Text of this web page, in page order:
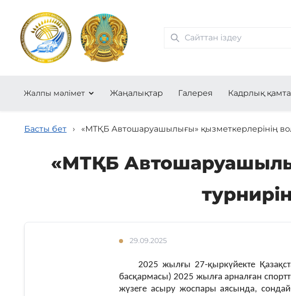
Жалпы мәлімет Жаңалықтар Галерея Кадрлық
Басты бет › «МТҚБ Автошаруашылығы» қызметкерлерінің
«МТҚБ
29.09.2025
2025 жылғы 27-қыркүйекте
басқармасы) 2025 жылға арналған
жүзеге асыру жоспары аясында,